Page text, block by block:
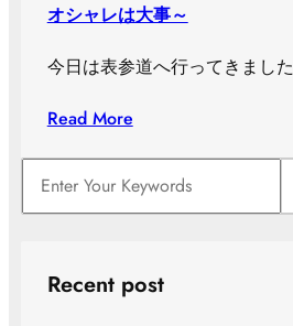
オシャレは大事～
今日は表参道へ行ってきました
Read More
S
a
Recent post